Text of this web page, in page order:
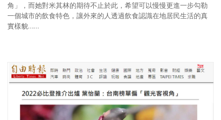
享樂隨手拍
照相簿
創意出版服務
歷史區
關於Yilan
角」，而她對米其林的期待不止於此，希望可以慢慢更進一步勾勒
一個城市的飲食特色，讓外來的人透過飲食認識在地居民生活的真
實樣貌……